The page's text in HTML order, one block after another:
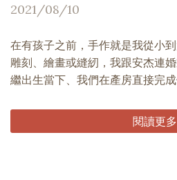
2021/08/10
在有孩子之前，手作就是我從小
雕刻、繪畫或縫紉，我跟安杰連
繼出生當下、我們在產房直接完
閱讀更多